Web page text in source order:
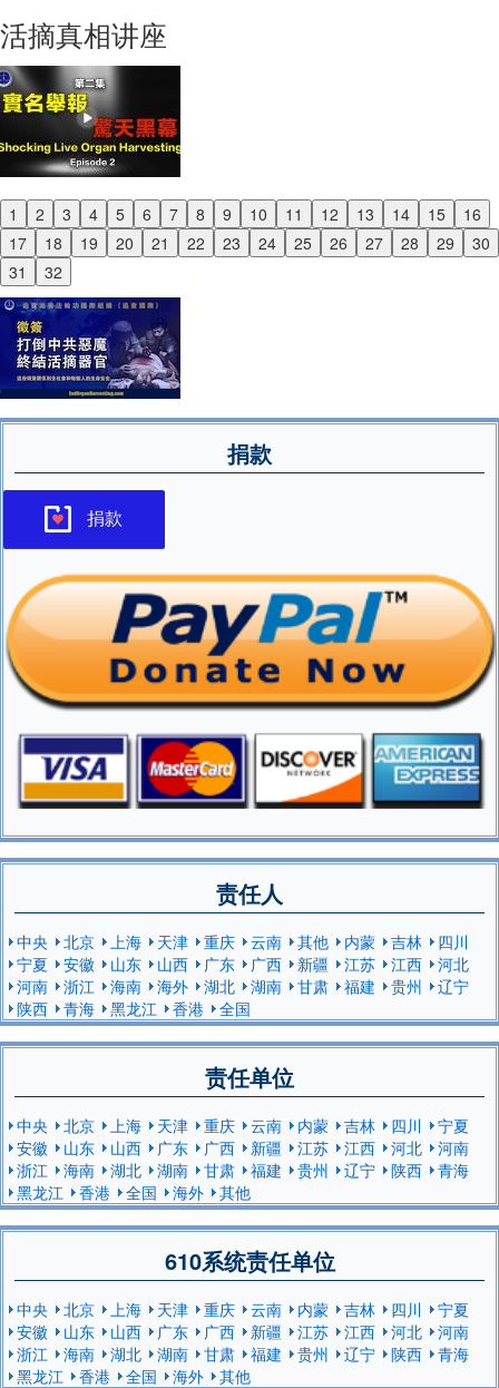
活摘真相讲座
1 2 3 4 5 6 7 8 9 10 11 12 13 14 15
16
17
18 19 20 21 22 23 24 25 26 27 28 29
30
31
32
Previous
Next
捐款
捐款
责任人
中央 北京 上海 天津 重庆 云南 其他 内蒙 吉林
四川
宁夏
安徽 山东 山西 广东 广西 新疆 江苏 江西
河北
河南
浙江 海南 海外 湖北 湖南 甘肃 福建 贵州
辽宁
陕西
青海 黑龙江 香港 全国
责任单位
中央 北京 上海 天津 重庆 云南 内蒙 吉林 四川
宁夏
安徽
山东 山西 广东 广西 新疆 江苏 江西 河北
河南
浙江
海南 湖北 湖南 甘肃 福建 贵州 辽宁 陕西
青海
黑龙江
香港 全国 海外 其他
610系统责任单位
中央 北京 上海 天津 重庆 云南 内蒙 吉林 四川
宁夏
安徽
山东 山西 广东 广西 新疆 江苏 江西 河北
河南
浙江
海南 湖北 湖南 甘肃 福建 贵州 辽宁 陕西
青海
黑龙江
香港 全国 海外 其他